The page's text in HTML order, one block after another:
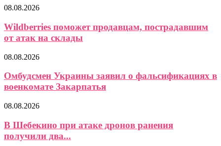
08.08.2026
Wildberries поможет продавцам, пострадавшим
от атак на склады
08.08.2026
Омбудсмен Украины заявил о фальсификациях в
военкомате Закарпатья
08.08.2026
В Шебекино при атаке дронов ранения
получили два...